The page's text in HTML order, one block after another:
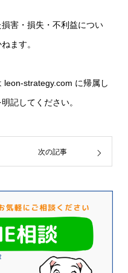
害・損失・不利益につい
ます。
leon-strategy.com に帰属し
記してください。
次の記事